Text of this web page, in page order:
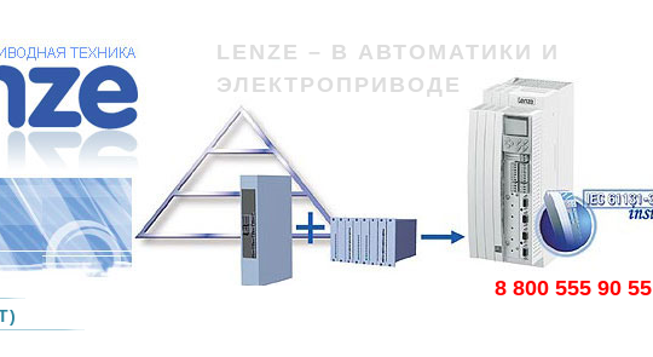
LENZE – В АВТОМАТИКИ И
ЭЛЕКТРОПРИВОДЕ
8 800 555 90 55